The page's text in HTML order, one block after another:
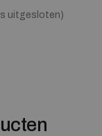
uitgesloten)